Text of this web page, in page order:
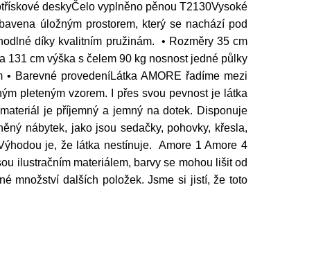
deskyČelo vyplněno pěnou T2130Vysoké
úložným prostorem, který se nachází pod
díky kvalitním pružinám. • Rozměry 35 cm
131 cm výška s čelem 90 kg nosnost jedné půlky
Barevné provedeníLátka AMORE řadíme mezi
pleteným vzorem. I přes svou pevnost je látka
je příjemný a jemný na dotek. Disponuje
nábytek, jako jsou sedačky, pohovky, křesla,
je, že látka nestínuje. Amore 1 Amore 4
ilustračním materiálem, barvy se mohou lišit od
množství dalších položek. Jsme si jistí, že toto